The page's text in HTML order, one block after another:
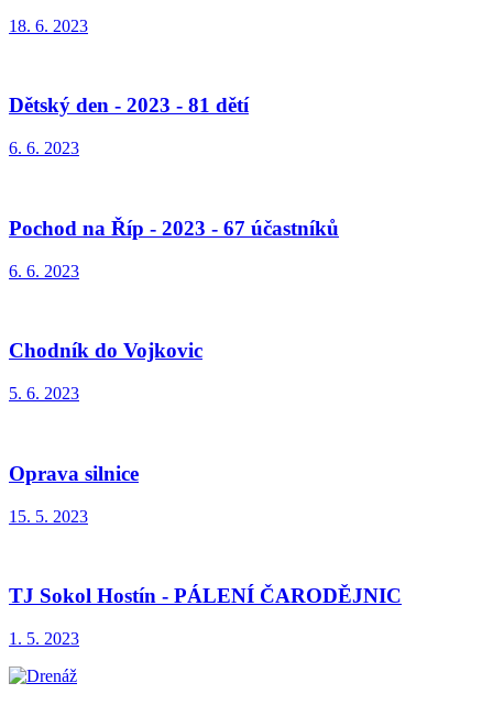
18. 6. 2023
Dětský den - 2023 - 81 dětí
6. 6. 2023
Pochod na Říp - 2023 - 67 účastníků
6. 6. 2023
Chodník do Vojkovic
5. 6. 2023
Oprava silnice
15. 5. 2023
TJ Sokol Hostín - PÁLENÍ ČARODĚJNIC
1. 5. 2023